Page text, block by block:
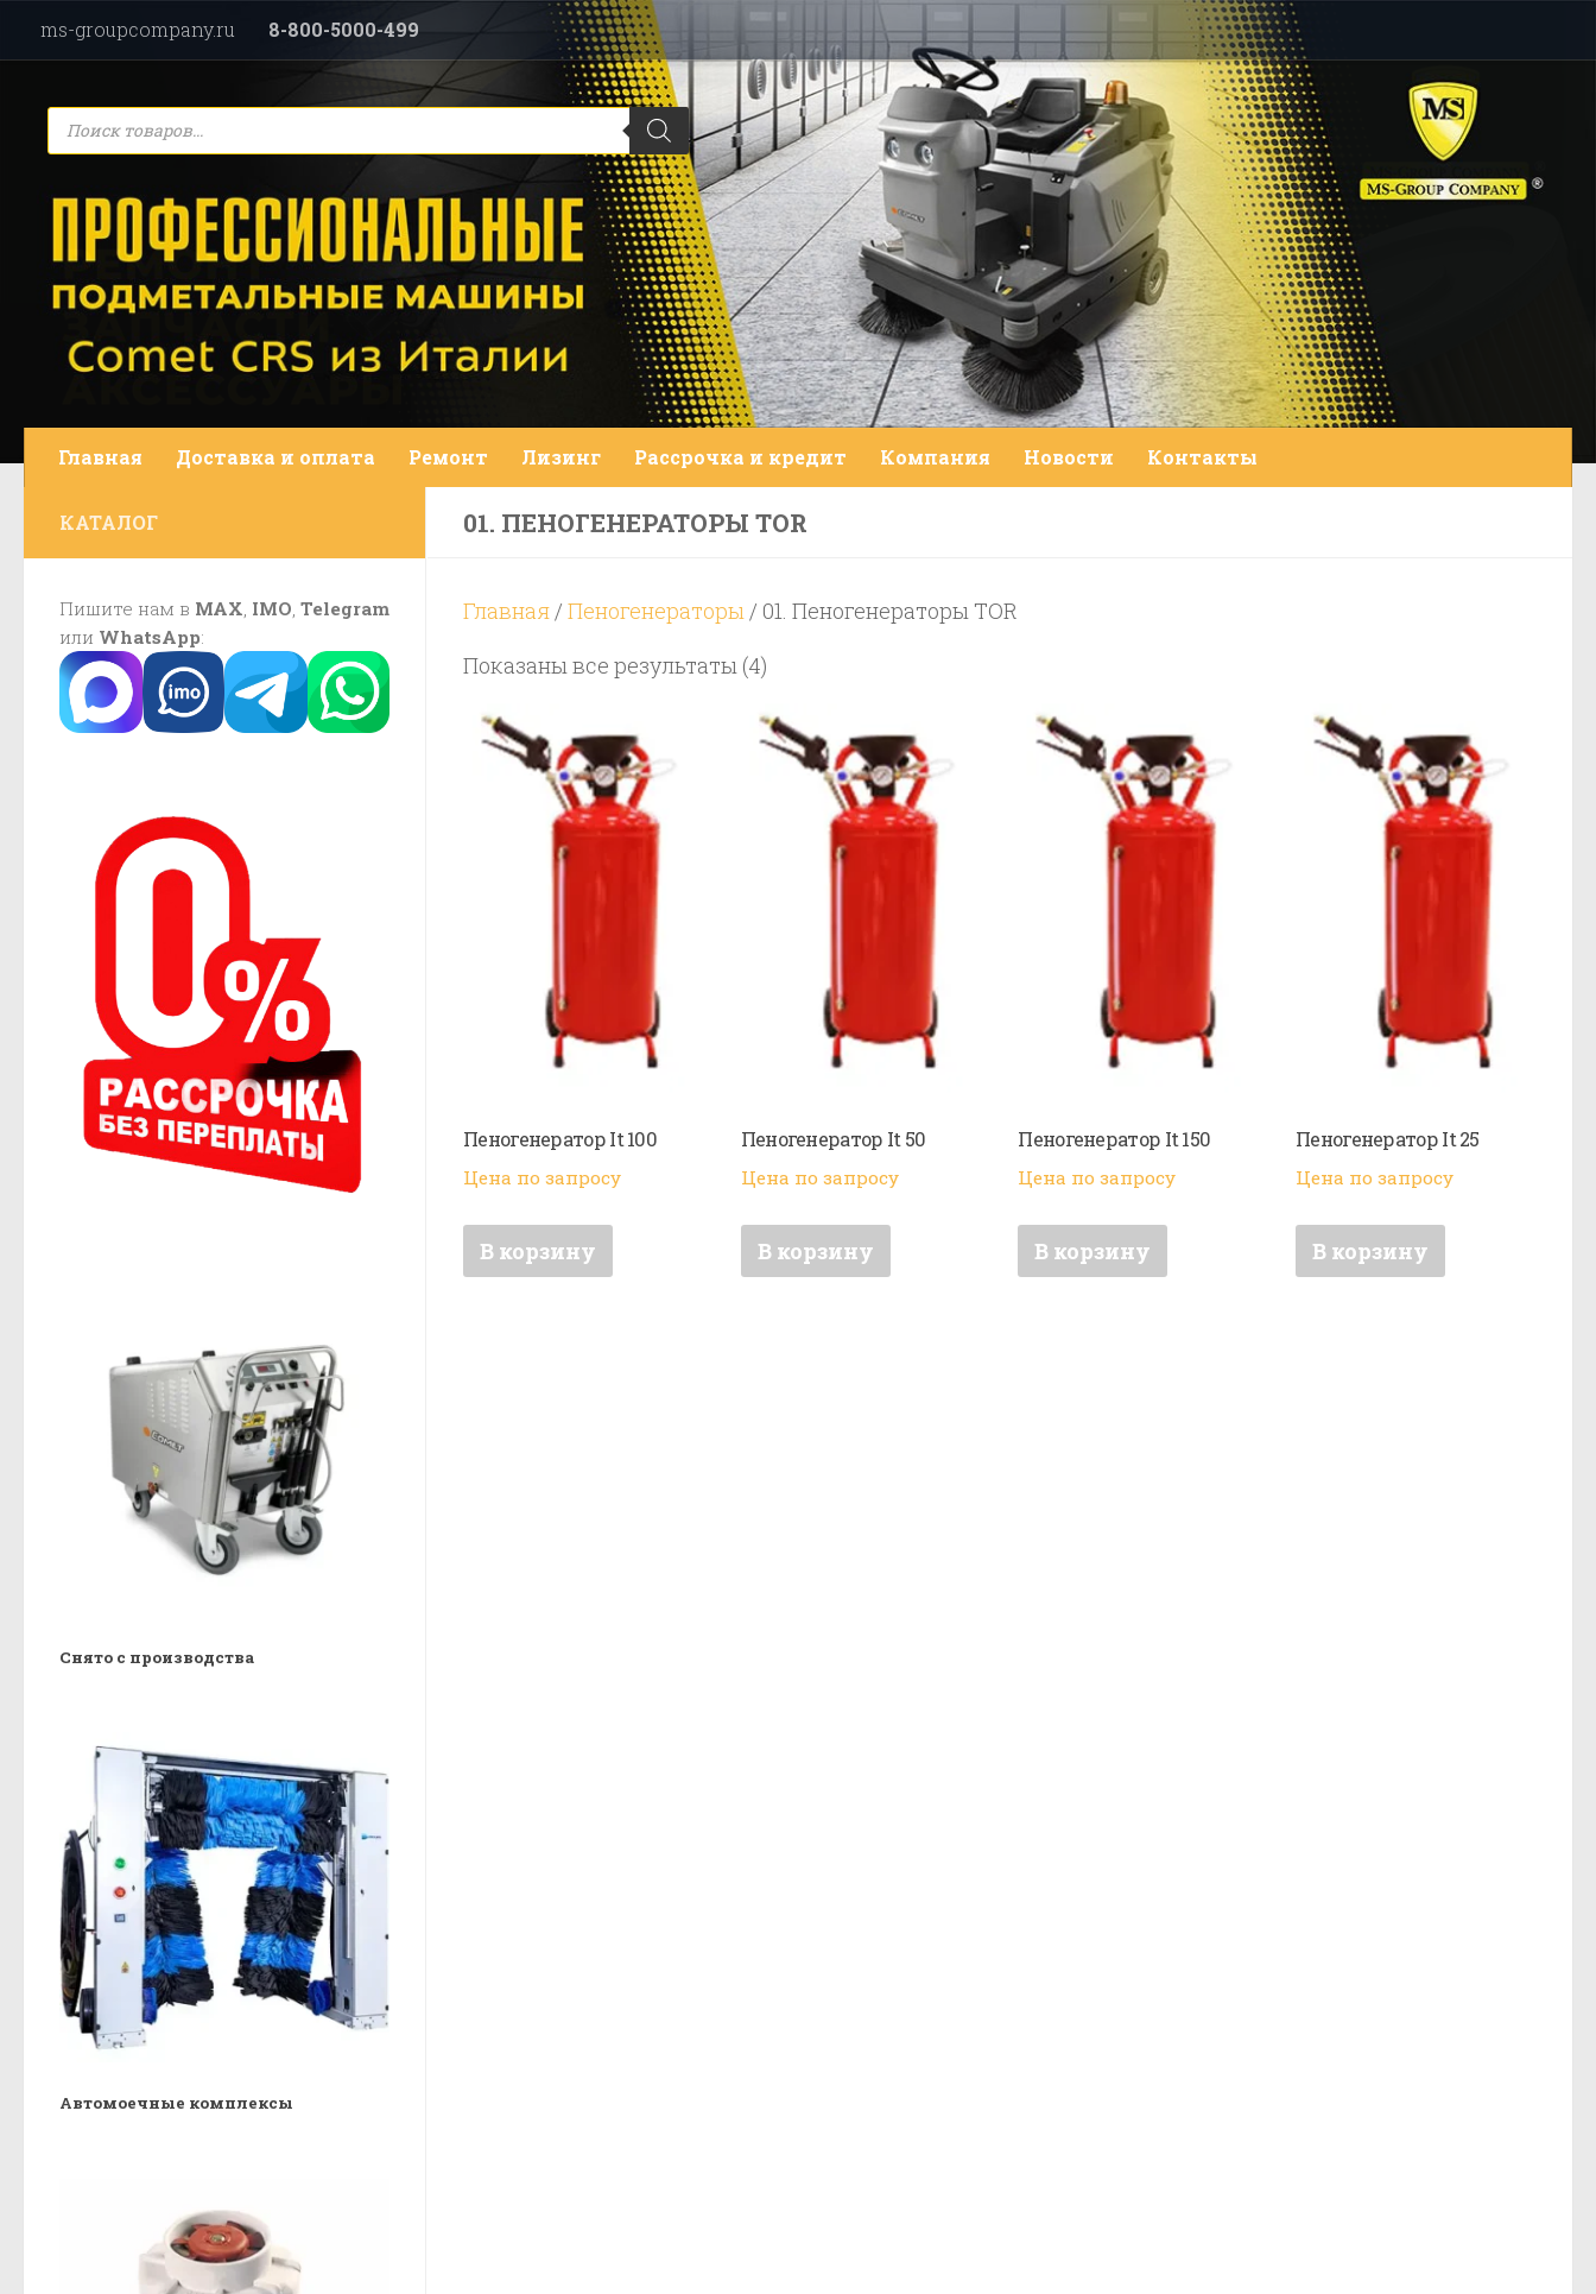
Перейти к содержимому
ms-groupcompany.ru 8-800-5000-499
Поиск
товаров
Главная Доставка и оплата Ремонт Лизинг Рассрочка и кредит Компания Новости Контакты
01. ПЕНОГЕНЕРАТОРЫ TOR
Главная / Пеногенераторы / 01. Пеногенераторы TOR
Показаны все результаты (4)
возрастанию
Пеногенератор It 100
Цена по запросу
В корзину
Пеногенератор It 50
Цена по запросу
В корзину
Пеногенератор It 150
Цена по запросу
В корзину
Пеногенератор It 25
Цена по запросу
В корзину
КАТАЛОГ
Пишите нам в MAX IMO Telegram
или WhatsApp:
Снято с производства
Автомоечные комплексы